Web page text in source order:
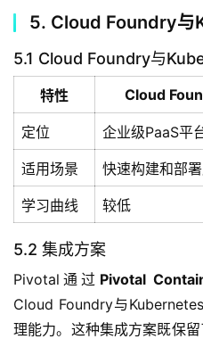
5. Cloud Foundry与
5.1 Cloud Foundry与
特性 Cloud
定位 企业级PaaS平
适用场景 快速构建和部
学习曲线 较低
5.2 集成方案
Pivotal通过 Pivotal
Cloud Foundry与
理能力。这种集成方案既保